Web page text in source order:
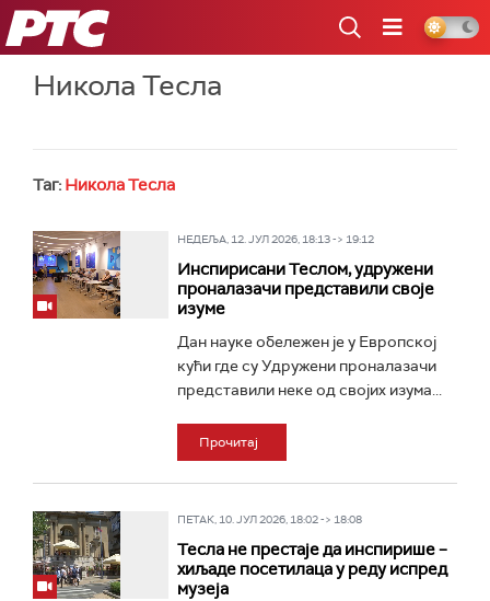
РТС
Никола Тесла
Таг: Никола Тесла
НЕДЕЉА, 12. ЈУЛ 2026, 18:13 -> 19:12
Инспирисани Теслом, удружени
проналазачи представили своје
изуме
Дан науке обележен је у Европској
кући где су Удружени проналазачи
представили неке од својих изума...
Прочитај
ПЕТАК, 10. ЈУЛ 2026, 18:02 -> 18:08
Тесла не престаје да инспирише –
хиљаде посетилаца у реду испред
музеја